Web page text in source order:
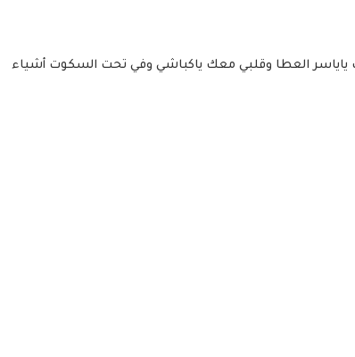
ياياسر العطا وقلبي معك ياكباشي وفي تحت السكوت أشياء